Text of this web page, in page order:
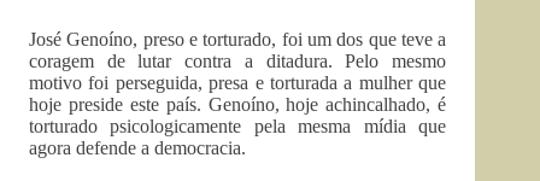
José Genoíno, preso e torturado, foi um dos que teve a
coragem de lutar contra a ditadura. Pelo mesmo
motivo foi perseguida, presa e torturada a mulher que
hoje preside este país. Genoíno, hoje achincalhado, é
torturado psicologicamente pela mesma mídia que
agora defende a democracia.